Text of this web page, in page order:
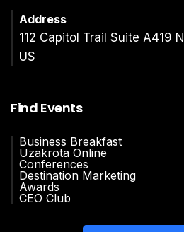
Address
112 Capitol Trail Suite A419
US
Find Events
Business Breakfast
Uzakrota Online
Conferences
Destination Marketing
Awards
CEO Club